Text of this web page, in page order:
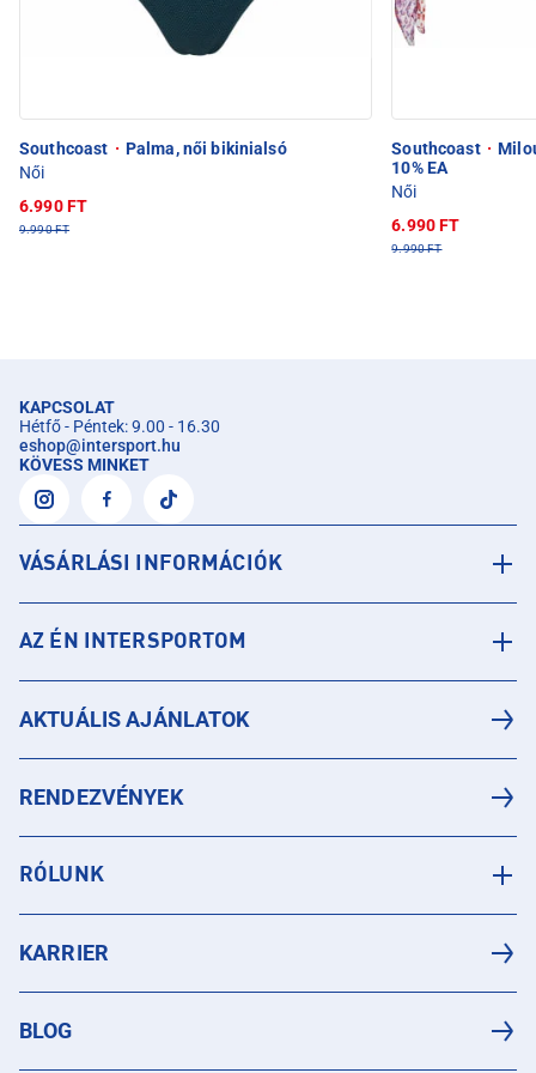
Southcoast · Palma, női bikinialsó
Női
6.990 FT
9.990 FT
Southcoast ·
10% EA
Női
6.990 FT
9.990 FT
KAPCSOLAT
Hétfő - Péntek: 9.00 - 16.30
eshop@intersport.hu
KÖVESS MINKET
VÁSÁRLÁSI INFORMÁCIÓK
AZ ÉN INTERSPORTOM
AKTUÁLIS AJÁNLATOK
RENDEZVÉNYEK
RÓLUNK
KARRIER
BLOG